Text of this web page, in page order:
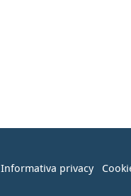
Informativa privacy